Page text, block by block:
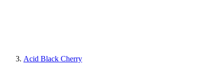
Acid Black Cherry